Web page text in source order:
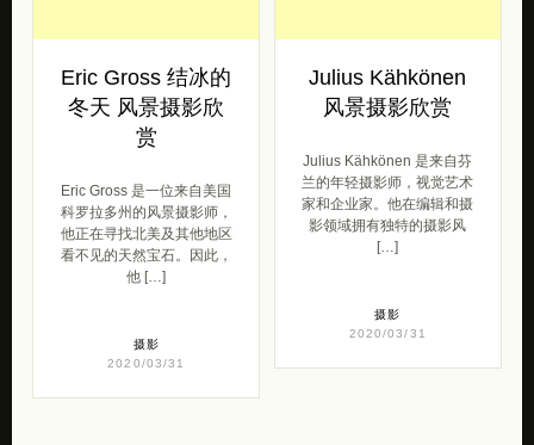
Eric Gross 结冰的
冬天 风景摄影欣
赏
Eric Gross 是一位来自美国
科罗拉多州的风景摄影师，
他正在寻找北美及其他地区
看不见的天然宝石。因此，
他 […]
摄影
2020/03/31
Julius Kähkönen
风景摄影欣赏
Julius Kähkönen 是来自芬
兰的年轻摄影师，视觉艺术
家和企业家。他在编辑和摄
影领域拥有独特的摄影风
[…]
摄影
2020/03/31